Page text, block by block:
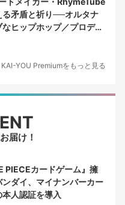
る矛盾と祈り──オルタナ
なヒップホップ／プロデュ
KAI-YOU Premiumをもっと見る
届け！
PIECEカードゲーム』擁
ンダイ、マイナンバーカー
本人認証を導入